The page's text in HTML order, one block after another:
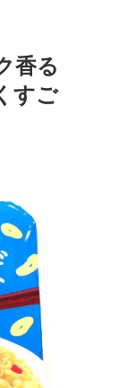
香る
すご